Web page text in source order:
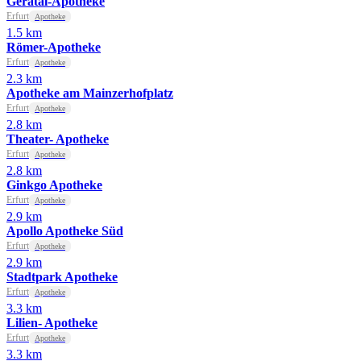
Erfurt Apotheke
1.5 km
Römer-Apotheke
Erfurt Apotheke
2.3 km
Apotheke am Mainzerhofplatz
Erfurt Apotheke
2.8 km
Theater- Apotheke
Erfurt Apotheke
2.8 km
Ginkgo Apotheke
Erfurt Apotheke
2.9 km
Apollo Apotheke Süd
Erfurt Apotheke
2.9 km
Stadtpark Apotheke
Erfurt Apotheke
3.3 km
Lilien- Apotheke
Erfurt Apotheke
3.3 km